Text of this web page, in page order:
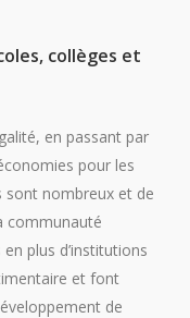
collèges et
en passant par
pour les
sont nombreux et de
communauté
plus d’institutions
et font
de